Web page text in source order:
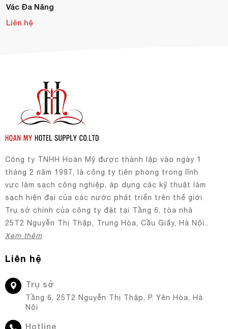
Vác Đa Năng
Liên hệ
Công ty TNHH Hoàn Mỹ được thành lập vào ngày 1
tháng 2 năm 1997, là công ty tiên phong trong lĩnh
vực làm sạch công nghiệp, áp dụng các kỹ thuật làm
sạch hiện đại của các nước phát triển trên thế giới.
Trụ sở chính của công ty đặt tại Tầng 6, tòa nhà
25T2 Nguyễn Thị Thập, Trung Hòa, Cầu Giấy, Hà Nội..
Xem thêm
Liên hệ
Trụ sở
Tầng 6, 25T2 Nguyễn Thị Thập, P. Yên Hòa, Hà
Nội
Hotline